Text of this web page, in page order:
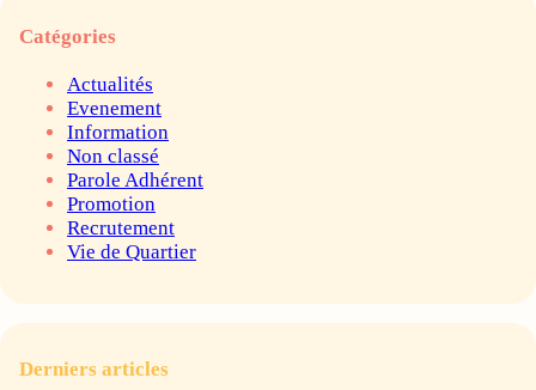
Catégories
Actualités
Evenement
Information
Non classé
Parole Adhérent
Promotion
Recrutement
Vie de Quartier
Derniers articles